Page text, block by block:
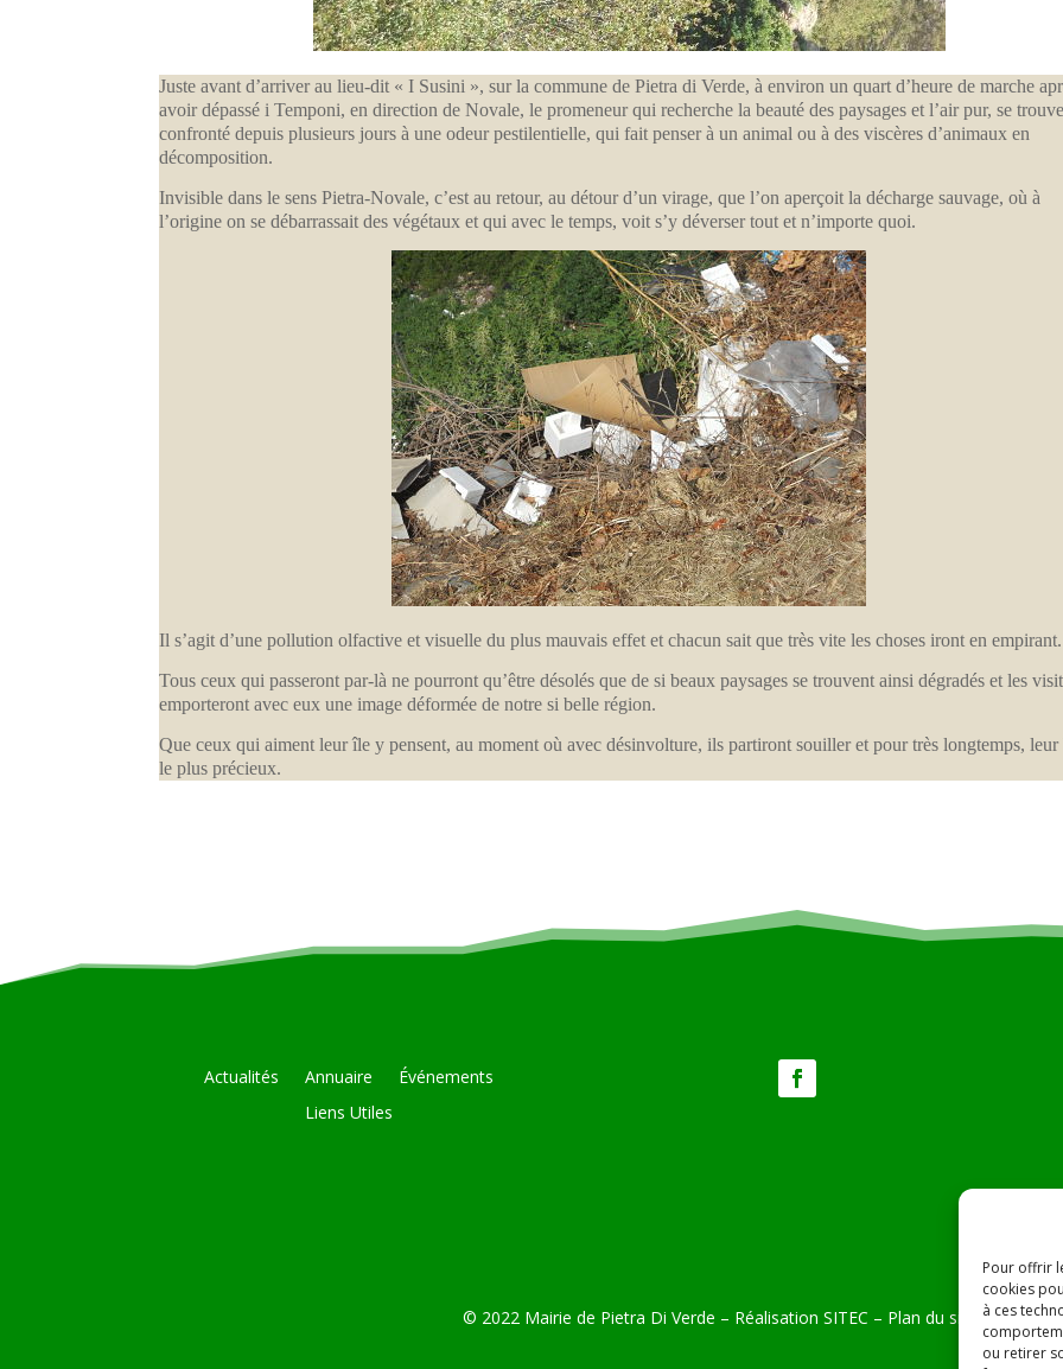
Pour offrir
cookies
à ces
ou retirer
Juste avant d’arriver au lieu-dit « I Susini », sur la commune de Pietra di Verde, à environ un quart d’heure de marche
avoir dépassé i Temponi, en direction de Novale, le promeneur qui recherche la beauté des paysages et l’air pur, se trouve
confronté depuis plusieurs jours à une odeur pestilentielle, qui fait penser à un animal ou à des viscères d’animaux en
décomposition.
Invisible dans le sens Pietra-Novale, c’est au retour, au détour d’un virage, que l’on aperçoit la décharge sauvage, où à
l’origine on se débarrassait des végétaux et qui avec le temps, voit s’y déverser tout et n’importe quoi.
Il s’agit d’une pollution olfactive et visuelle du plus mauvais effet et chacun sait que très vite les choses iront en empirant.
Tous ceux qui passeront par-là ne pourront qu’être désolés que de si beaux paysages se trouvent ainsi dégradés et les
emporteront avec eux une image déformée de notre si belle région.
Que ceux qui aiment leur île y pensent, au moment où avec désinvolture, ils partiront souiller et pour très longtemps, leur
le plus précieux.
Actualités Annuaire
Événements
Liens Utiles
© 2022 Mairie de Pietra Di Verde – Réalisation SITEC – Plan du site –